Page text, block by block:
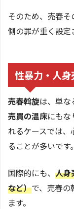
そのため、売春そ
側の罪が重く設定
性暴力・人
売春斡旋は、単な
売買の温床にも
れるケースでは
ることが多いです。
国際的にも、 人身
など）で、売春
ます。